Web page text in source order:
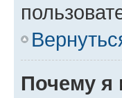
Почему я